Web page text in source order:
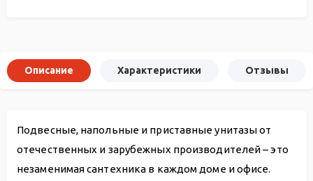
Описание Характеристики Отзывы
Подвесные, напольные и приставные унитазы от
отечественных и зарубежных производителей – это
незаменимая сантехника в каждом доме и офисе.